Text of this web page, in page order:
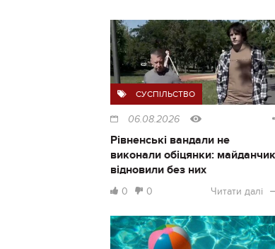
СУСПІЛЬСТВО
06.08.2026
Рівненські вандали не
виконали обіцянки: майданчик
відновили без них
0 0 Читати далі